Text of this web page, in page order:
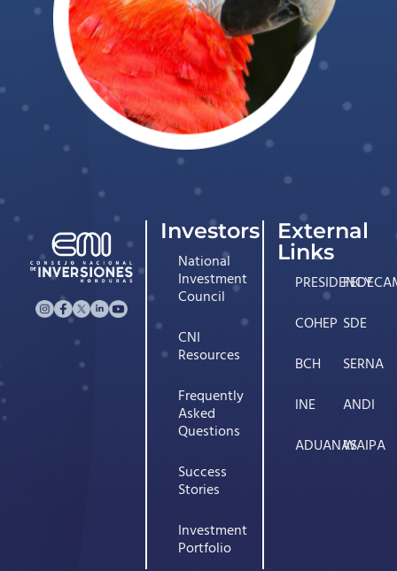
Investors
National
Investment
Council
CNI
Resources
Frequently
Asked
Questions
Success
Stories
Investment
Portfolio
External
Links
PRESIDENCY
COHEP
BCH
INE
ADUANAS
SDE
SERNA
ANDI
WAIPA